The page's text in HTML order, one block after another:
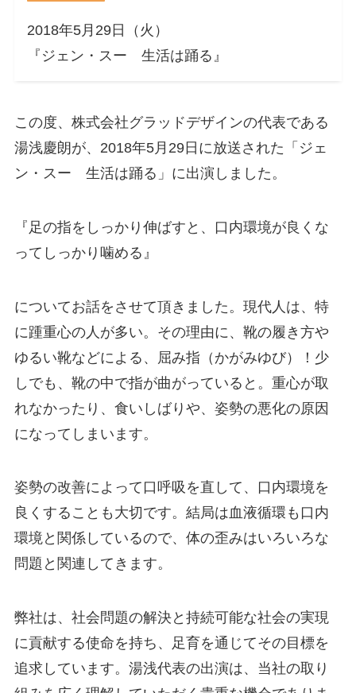
2018年5月29日（火）
『ジェン・スー 生活は踊る』
この度、株式会社グラッドデザインの代表である
湯浅慶朗が、2018年5月29日に放送された「ジェ
ン・スー 生活は踊る」に出演しました。
『足の指をしっかり伸ばすと、口内環境が良くな
ってしっかり噛める』
についてお話をさせて頂きました。現代人は、特
に踵重心の人が多い。その理由に、靴の履き方や
ゆるい靴などによる、屈み指（かがみゆび）！少
しでも、靴の中で指が曲がっていると。重心が取
れなかったり、食いしばりや、姿勢の悪化の原因
になってしまいます。
姿勢の改善によって口呼吸を直して、口内環境を
良くすることも大切です。結局は血液循環も口内
環境と関係しているので、体の歪みはいろいろな
問題と関連してきます。
弊社は、社会問題の解決と持続可能な社会の実現
に貢献する使命を持ち、足育を通じてその目標を
追求しています。湯浅代表の出演は、当社の取り